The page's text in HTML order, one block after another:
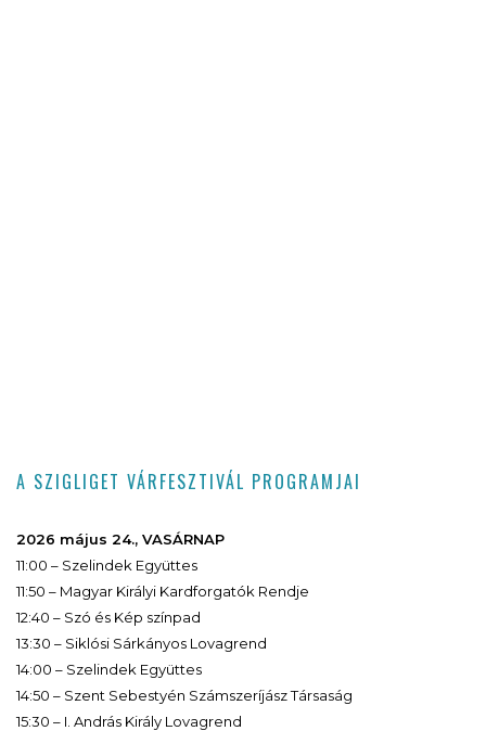
A SZIGLIGET VÁRFESZTIVÁL PROGRAMJAI
2026 május 24., VASÁRNAP
11:00 – Szelindek Együttes
11:50 – Magyar Királyi Kardforgatók Rendje
12:40 – Szó és Kép színpad
13:30 – Siklósi Sárkányos Lovagrend
14:00 – Szelindek Együttes
14:50 – Szent Sebestyén Számszeríjász Társaság
15:30 – I. András Király Lovagrend